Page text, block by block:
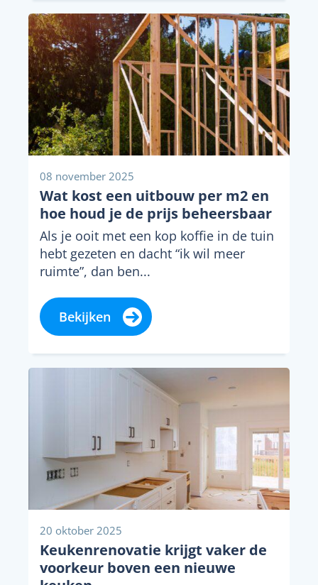
08 november 2025
Wat kost een uitbouw per m2 en
hoe houd je de prijs beheersbaar
Als je ooit met een kop koffie in de tuin
hebt gezeten en dacht “ik wil meer
ruimte”, dan ben...
Bekijken
20 oktober 2025
Keukenrenovatie krijgt vaker de
voorkeur boven een nieuwe